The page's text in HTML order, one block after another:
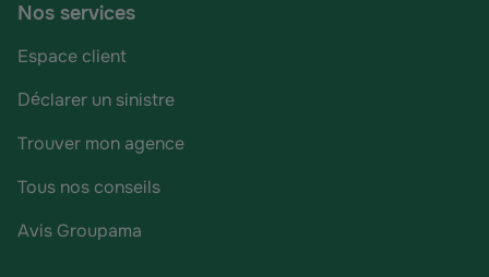
Nos services
Espace client
Déclarer un sinistre
Trouver mon agence
Tous nos conseils
Avis Groupama